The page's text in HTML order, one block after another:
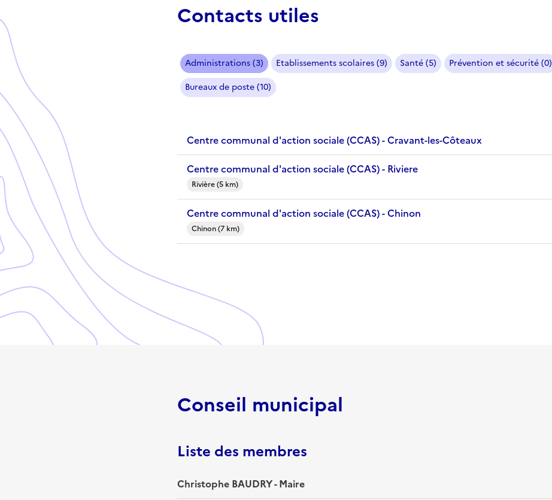
Contacts utiles
Administrations (3) Etablissements scolaires (9) Santé (5) Prévention et sécurité (0)
Bureaux de poste (10)
Centre communal d'action sociale (CCAS) - Cravant-les-Côteaux
Centre communal d'action sociale (CCAS) - Riviere
Rivière (5 km)
Centre communal d'action sociale (CCAS) - Chinon
Chinon (7 km)
Conseil municipal
Liste des membres
Christophe BAUDRY - Maire